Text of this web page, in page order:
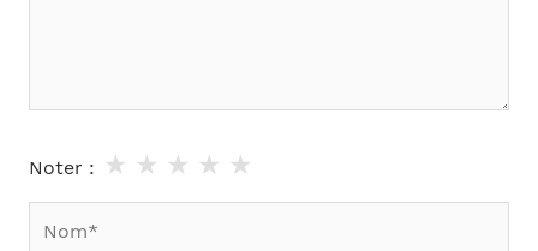
Noter : ★
★
★
★
★